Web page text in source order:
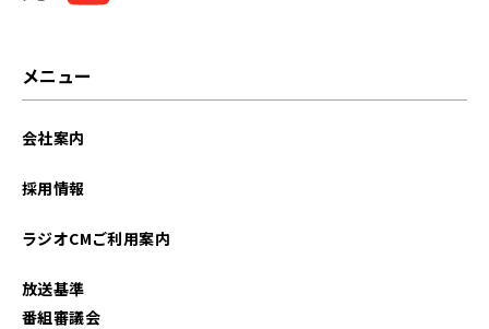
メニュー
会社案内
採用情報
ラジオCMご利用案内
放送基準
番組審議会